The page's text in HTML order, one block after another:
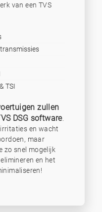
van een TVS
transmissies
TSI
zullen
DSG software.
en wacht
maar
zo snel mogelijk
en het